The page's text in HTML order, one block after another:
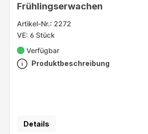
Frühlingserwachen
Artikel-Nr.: 2272
VE: 6 Stück
Verfügbar
Produktbeschreibung
Details